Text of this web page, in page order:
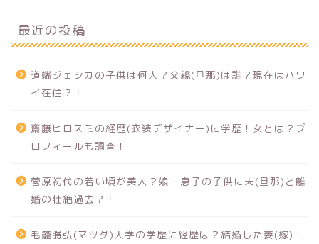
最近の投稿
道端ジェシカの子供は何人？父親(旦那)は誰？現在はハワ
イ在住？！
齋藤ヒロスミの経歴(衣装デザイナー)に学歴！女とは？プ
ロフィールも調査！
菅原初代の若い頃が美人？娘・息子の子供に夫(旦那)と離
婚の壮絶過去？！
毛籠勝弘(マツダ)大学の学歴に経歴は？結婚した妻(嫁)・